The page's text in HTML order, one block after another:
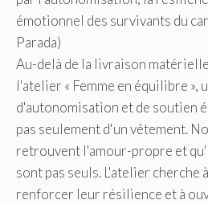
Au-delà de la livraison
l'atelier « Femme en équilibre »,
d'autonomisation et de soutien
pas seulement d'un vêtement.
retrouvent l'amour-propre et
sont pas seuls. L'atelier cherche
renforcer leur résilience et à